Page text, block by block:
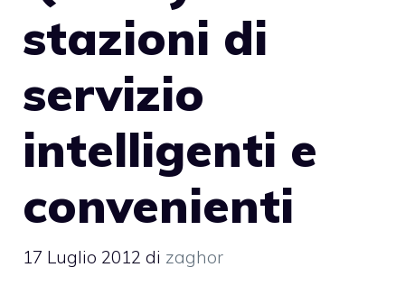
stazioni di
servizio
intelligenti e
convenienti
17 Luglio 2012 di zaghor